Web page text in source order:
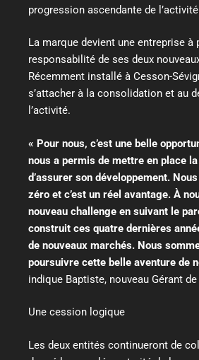
progression ascendante de
La marque devient une entreprise
responsabilité de ses deux
Récemment installé à Cesson-
s’attacher à la consolidation et au
l’activité.
« Pour nous, c’est une belle
nous a permis de mettre en place
d’assurer son développement.
zéro et c’est un réel avantage. À
nouveau challenge en suivant le
construit ces quatre dernières
de nouveaux marchés. Nous
poursuivre cette belle aventure de
indique Baptiste, nouveau Gérant de
Une cession logique
Les deux entités continueront de